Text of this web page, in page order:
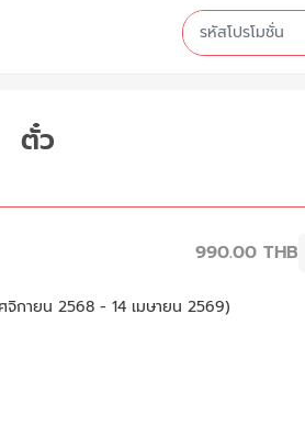
ตั๋ว
990.00 THB
กายน 2568 - 14 เมษายน 2569)